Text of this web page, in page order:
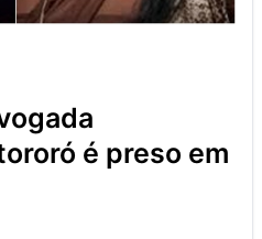
é preso em